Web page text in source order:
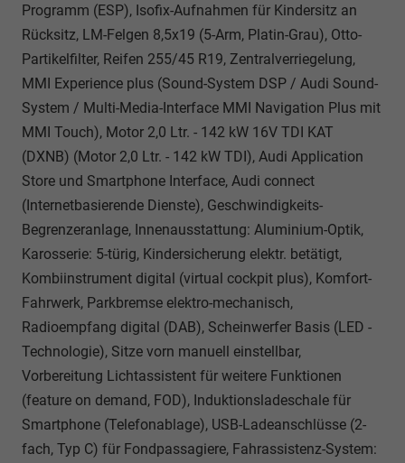
Programm (ESP), Isofix-Aufnahmen für Kindersitz an
Rücksitz, LM-Felgen 8,5x19 (5-Arm, Platin-Grau), Otto-
Partikelfilter, Reifen 255/45 R19, Zentralverriegelung,
MMI Experience plus (Sound-System DSP / Audi Sound-
System / Multi-Media-Interface MMI Navigation Plus mit
MMI Touch), Motor 2,0 Ltr. - 142 kW 16V TDI KAT
(DXNB) (Motor 2,0 Ltr. - 142 kW TDI), Audi Application
Store und Smartphone Interface, Audi connect
(Internetbasierende Dienste), Geschwindigkeits-
Begrenzeranlage, Innenausstattung: Aluminium-Optik,
Karosserie: 5-türig, Kindersicherung elektr. betätigt,
Kombiinstrument digital (virtual cockpit plus), Komfort-
Fahrwerk, Parkbremse elektro-mechanisch,
Radioempfang digital (DAB), Scheinwerfer Basis (LED -
Technologie), Sitze vorn manuell einstellbar,
Vorbereitung Lichtassistent für weitere Funktionen
(feature on demand, FOD), Induktionsladeschale für
Smartphone (Telefonablage), USB-Ladeanschlüsse (2-
fach, Typ C) für Fondpassagiere, Fahrassistenz-System: